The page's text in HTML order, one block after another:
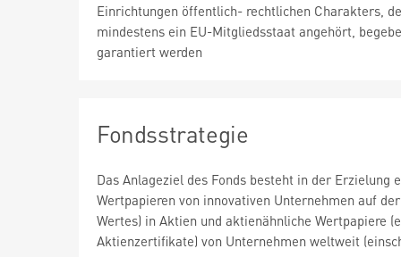
Einrichtungen öffentlich- rechtlichen Charakters,
mindestens ein EU-Mitgliedsstaat angehört,
garantiert werden
Fondsstrategie
Das Anlageziel des Fonds besteht in der
Wertpapieren von innovativen Unternehmen auf
Wertes) in Aktien und aktienähnliche Wertpapiere
Aktienzertifikate) von Unternehmen weltweit